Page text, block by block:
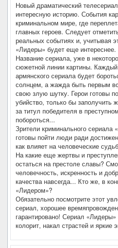
Новый драматический
интересную историю. События
криминальном мире, где
главных героев. Следует
реальных событиях и, учитывая
«Лидеры» будет еще интереснее.
Название сериала, уже в
сюжетной линии картины. Каждый
армянского сериала будет
солнцем, а жажда быть первым
свою злую шутку. Герои готовы
убийство, только бы заполучить
за титул победителя в
побороться...
Зрители криминального сериала
готовы пойти люди ради
как влияет на человеческие
На какие еще жертвы и
остаться на престоле славы?
человечность, искренность и
качества навсегда... Кто же, в
«Лидером»?
Обязательно посмотрите этот
сериал, хорошее
гарантировано! Сериал
колорит, накал страстей и яркие